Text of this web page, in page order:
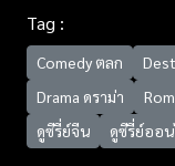
Tag :
Comedy ตลก
Drama ดราม่า
ดูซีรี่ย์จีน
ดูซีรี่ย์ออ